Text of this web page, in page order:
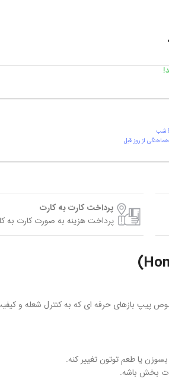
پرداخت کارت به کارت
پرداخت هزینه به صورت کارت به
یا طعم توتون تغییر کنه.
بخش باشه.